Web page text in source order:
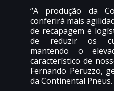
“A produção da
conferirá mais
de recapagem e
de reduzir os
mantendo o
característico de
Fernando Peruzzo,
da Continental Pneus.